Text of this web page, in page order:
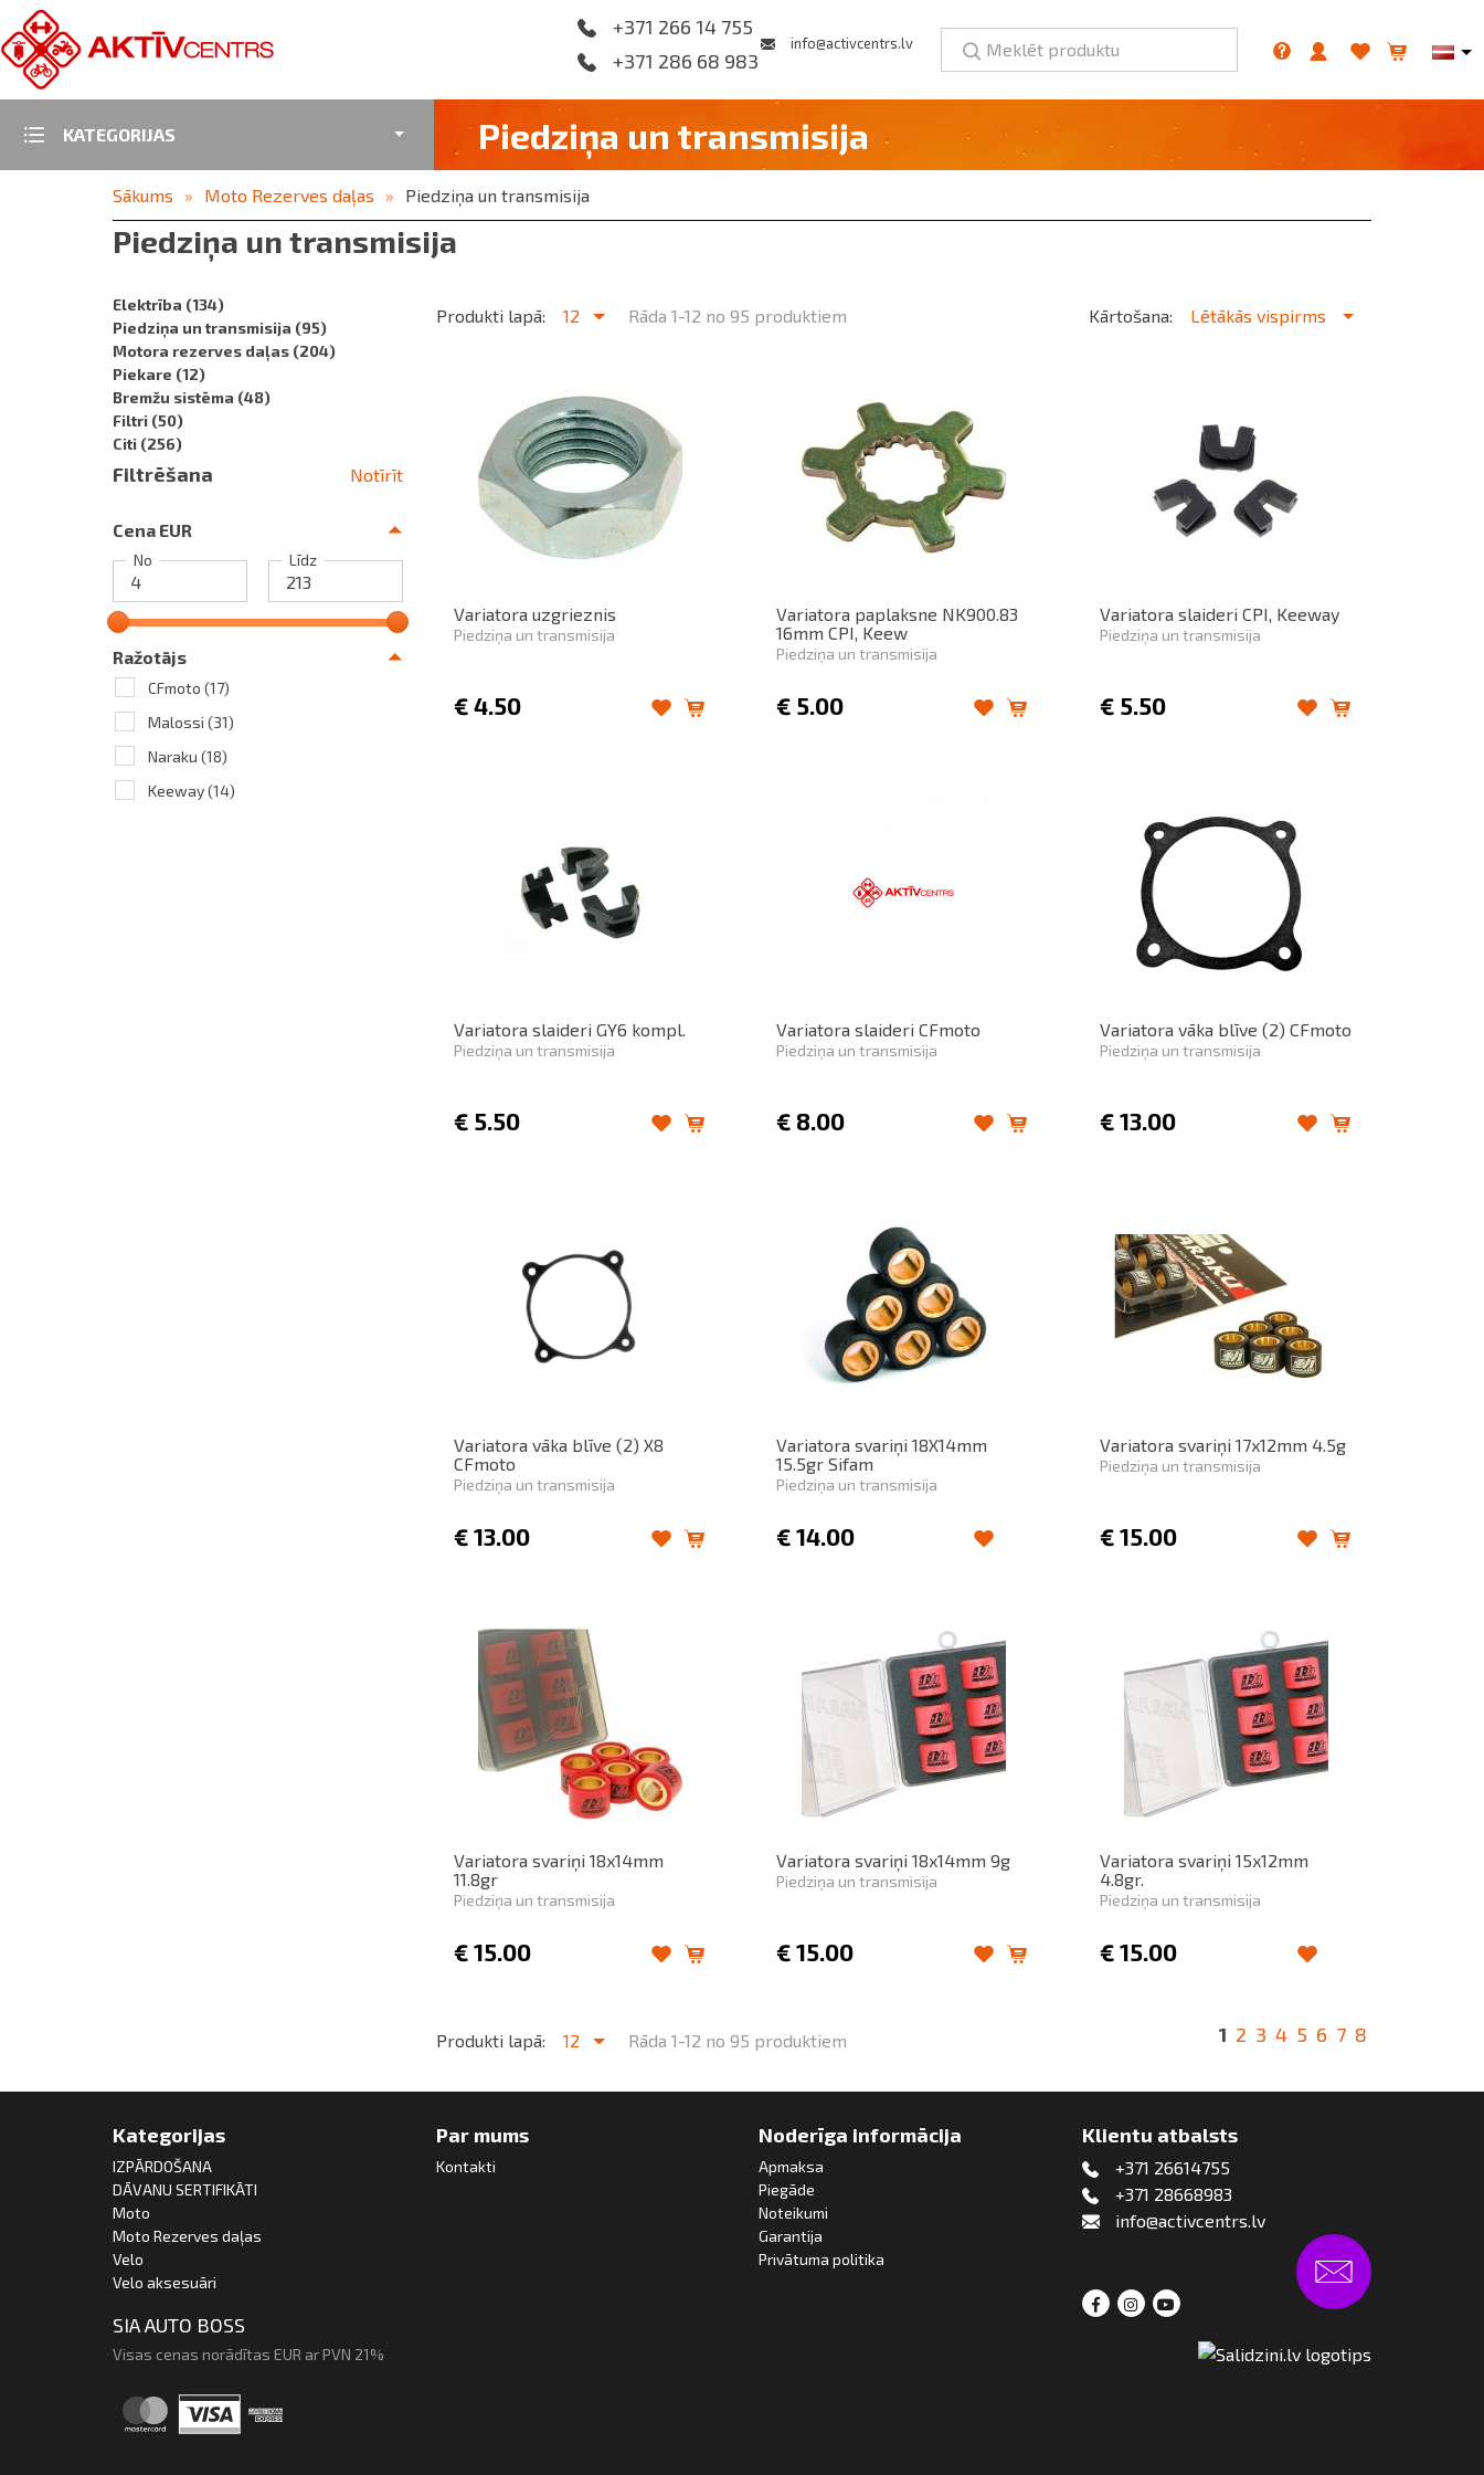
+371 266 14 755
info@activcentrs.lv
+371 286 68 983 Meklēt produktu
KATEGORIJAS Piedziņa un transmisija
Sākums Moto Rezerves daļas Piedziņa un transmisija
Piedziņa un transmisija
Elektrība (134)
Piedziņa un transmisija (95)
Motora rezerves daļas (204)
Piekare (12)
Bremžu sistēma (48)
Filtri (50)
Citi (256)
Filtrēšana Notīrīt
Cena EUR
No Līdz
Ražotājs
CFmoto (17)
Malossi (31)
Naraku (18)
Keeway(14)
Produkti lapā: 12 Rāda 1-12 no 95 produktiem Kārtošana: Lētākās vispirms
Variatora uzgrieznis
Piedziņa un transmisija
€ 4.50
Variatora paplaksne NK900.83
16mm CPI, Keew
Piedziņa un transmisija
€ 5.00
Variatora slaideri CPI, Keeway
Piedziņa un transmisija
€ 5.50
Variatora slaideri GY6 kompl.
Piedziņa un transmisija
€ 5.50
Variatora slaideri CFmoto
Piedziņa un transmisija
€ 8.00
Variatora vāka blīve (2) CFmoto
Piedziņa un transmisija
€ 13.00
Variatora vāka blīve (2) X8
CFmoto
Piedziņa un transmisija
€ 13.00
Variatora svariņi 18X14mm
15.5gr Sifam
Piedziņa un transmisija
€14.00
Variatora svariņi 17x12mm 4.5g
Piedziņa un transmisija
€ 15.00
Variatora svariņi 18x14mm
11.8gr
Piedziņa un transmisija
€ 15.00
Variatora svariņi 18x14mm 9g
Piedziņa un transmisija
€15.00
Variatora svariņi 15x12mm
4.8gr.
Piedziņa un transmisija
€ 15.00
Produkti lapā: 12 Rāda 1-12 no 95 produktiem 1 2 3 4 5 6 7 8
Kategorijas
IZPĀRDOŠANA
DĀVANU SERTIFIKĀTI
Moto
Moto Rezerves daļas
Velo
Velo aksesuāri
SIA AUTO BOSS
Visas cenas norādītas EUR ar PVN 21%
Par mums
Kontakti
Noderīga informācija
Apmaksa
Piegāde
Noteikumi
Garantija
Privātuma politika
Klientu atbalsts
+371 26614755
+371 28668983
info@activcentrs.lv